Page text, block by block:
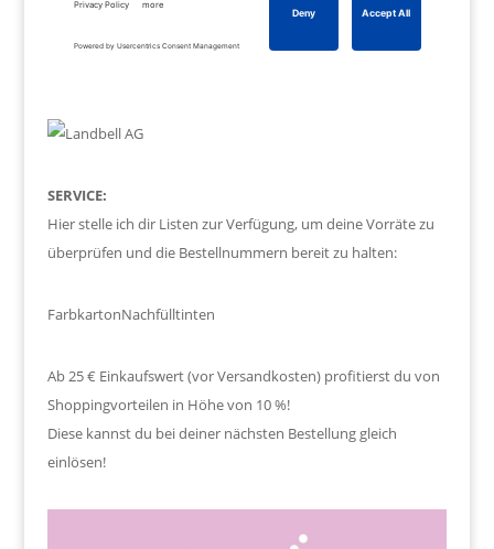
SERVICE:
Hier stelle ich dir Listen zur Verfügung, um deine Vorräte zu
überprüfen und die Bestellnummern bereit zu halten:
FarbkartonNachfülltinten
Ab 25 € Einkaufswert (vor Versandkosten) profitierst du von
Shoppingvorteilen in Höhe von 10 %!
Diese kannst du bei deiner nächsten Bestellung gleich
einlösen!